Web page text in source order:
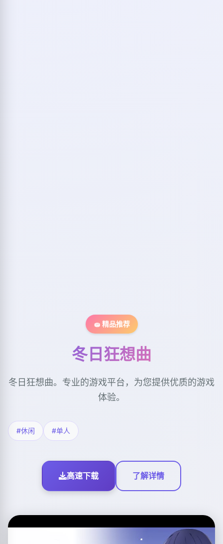
🧽 精品推荐
冬日狂想曲
冬日狂想曲。专业的游戏平台，为您提供优质的游戏
体验。
#休闲 #单人
高速下载 了解详情